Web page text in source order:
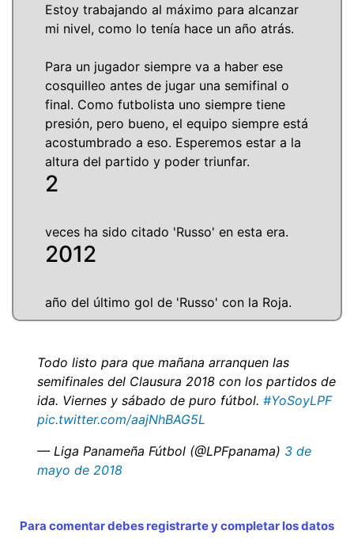
Estoy trabajando al máximo para alcanzar
mi nivel, como lo tenía hace un año atrás.
Para un jugador siempre va a haber ese
cosquilleo antes de jugar una semifinal o
final. Como futbolista uno siempre tiene
presión, pero bueno, el equipo siempre está
acostumbrado a eso. Esperemos estar a la
altura del partido y poder triunfar.
2
veces ha sido citado 'Russo' en esta era.
2012
año del último gol de 'Russo' con la Roja.
Todo listo para que mañana arranquen las
semifinales del Clausura 2018 con los partidos de
ida. Viernes y sábado de puro fútbol. #YoSoyLPF
pic.twitter.com/aajNhBAG5L
— Liga Panameña Fútbol (@LPFpanama) 3 de
mayo de 2018
Para comentar debes registrarte y completar los datos